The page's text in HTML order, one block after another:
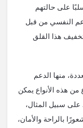
على حالتهم
النفسي من قبل
هذا القلق
منها الدعم
من هذه الأنواع يمكن
سبيل المثال،
بالراحة والأمان،